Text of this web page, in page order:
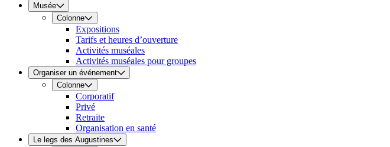
Musée
Colonne
Expositions
Tarifs et heures d’ouverture
Activités muséales
Activités muséales pour groupes
Organiser un événement
Colonne
Corporatif
Privé
Retraite
Organisation en santé
Le legs des Augustines